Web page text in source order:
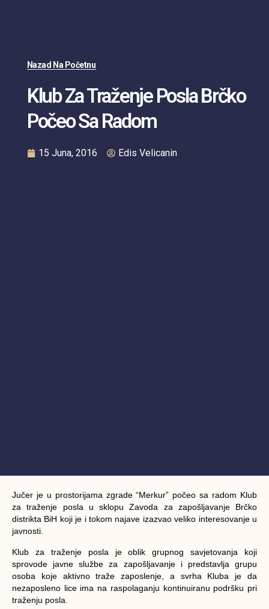
Nazad Na Početnu
Klub Za Traženje Posla Brčko
Počeo Sa Radom
15 Juna, 2016 Edis Velicanin
Jučer je u prostorijama zgrade “Merkur” počeo sa radom Klub
za traženje posla u sklopu Zavoda za zapošljavanje Brčko
distrikta BiH koji je i tokom najave izazvao veliko interesovanje u
javnosti.
Klub za traženje posla je oblik grupnog savjetovanja koji
sprovode javne službe za zapošljavanje i predstavlja grupu
osoba koje aktivno traže zaposlenje, a svrha Kluba je da
nezaposleno lice ima na raspolaganju kontinuiranu podršku pri
traženju posla.